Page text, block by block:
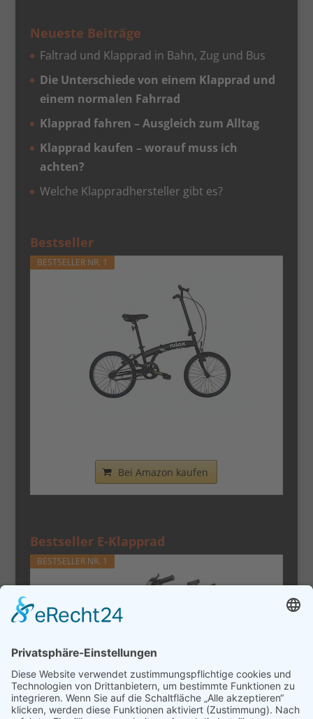
Neueste Beiträge
Faltrad und Klapprad in Bahn, Zug und Bus
Die Unterschiede von einem Klapprad und
einem normalen Fahrrad
Klapprad fahren – Ausgleich zum Alltag
Klapprad kaufen – worauf muss ich
achten?
Welche Klappradhersteller gibt es?
Bestseller
BESTSELLER NR. 1
Bei Amazon kaufen
Bestseller E-Klapprad
BESTSELLER NR. 1